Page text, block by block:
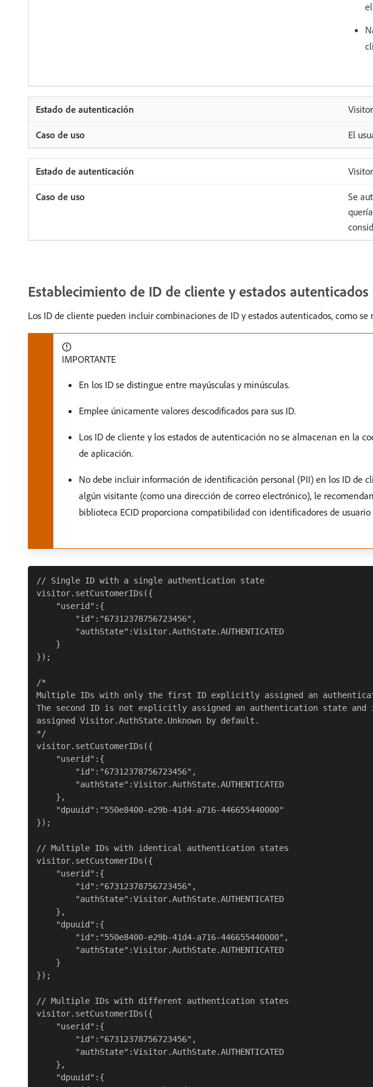
El
Se
Establecimiento de ID de cliente y estados autenticados
Los ID de cliente pueden incluir combinaciones de ID y estados autenticados, como
IMPORTANTE
En los ID se distingue entre mayúsculas y minúsculas.
Emplee únicamente valores descodificados para sus ID.
Los ID de cliente y los estados de autenticación no se almacenan en la
de aplicación.
No debe incluir información de identificación personal (PII) en los ID de
algún visitante (como una dirección de correo electrónico), le
biblioteca ECID proporciona compatibilidad con identificadores de usuario
// Single ID with a single authentication state
visitor.setCustomerIDs({
    "userid":{
        "id":"67312378756723456",
        "authState":Visitor.AuthState.AUTHENTICATED
    }
});
/*
Multiple IDs with only the first ID explicitly assigned an
The second ID is not explicitly assigned an authentication state
assigned Visitor.AuthState.Unknown by default.
*/
visitor.setCustomerIDs({
    "userid":{
        "id":"67312378756723456",
        "authState":Visitor.AuthState.AUTHENTICATED
    },
    "dpuuid":"550e8400-e29b-41d4-a716-446655440000"
});
// Multiple IDs with identical authentication states
visitor.setCustomerIDs({
    "userid":{
        "id":"67312378756723456",
        "authState":Visitor.AuthState.AUTHENTICATED
    },
    "dpuuid":{
        "id":"550e8400-e29b-41d4-a716-446655440000",
        "authState":Visitor.AuthState.AUTHENTICATED
    }
});
// Multiple IDs with different authentication states
visitor.setCustomerIDs({
    "userid":{
        "id":"67312378756723456",
        "authState":Visitor.AuthState.AUTHENTICATED
    },
    "dpuuid":{